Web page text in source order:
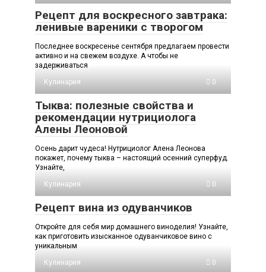
Рецепт для воскресного завтрака:
ленивые вареники с творогом
Последнее воскресенье сентября предлагаем провести
активно и на свежем воздухе. А чтобы не
задерживаться
Кулинария
0
Тыква: полезные свойства и
рекомендации нутрициолога
Алены Леоновой
Осень дарит чудеса! Нутрициолог Алена Леонова
покажет, почему тыква – настоящий осенний суперфуд.
Узнайте,
Кулинария
0
Рецепт вина из одуванчиков
Откройте для себя мир домашнего виноделия! Узнайте,
как приготовить изысканное одуванчиковое вино с
уникальным
Кулинария
0